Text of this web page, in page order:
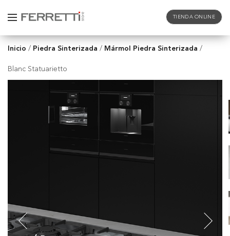
TIENDA ONLINE
Inicio / Piedra Sinterizada / Mármol Piedra Sinterizada /
Blanc Statuarietto